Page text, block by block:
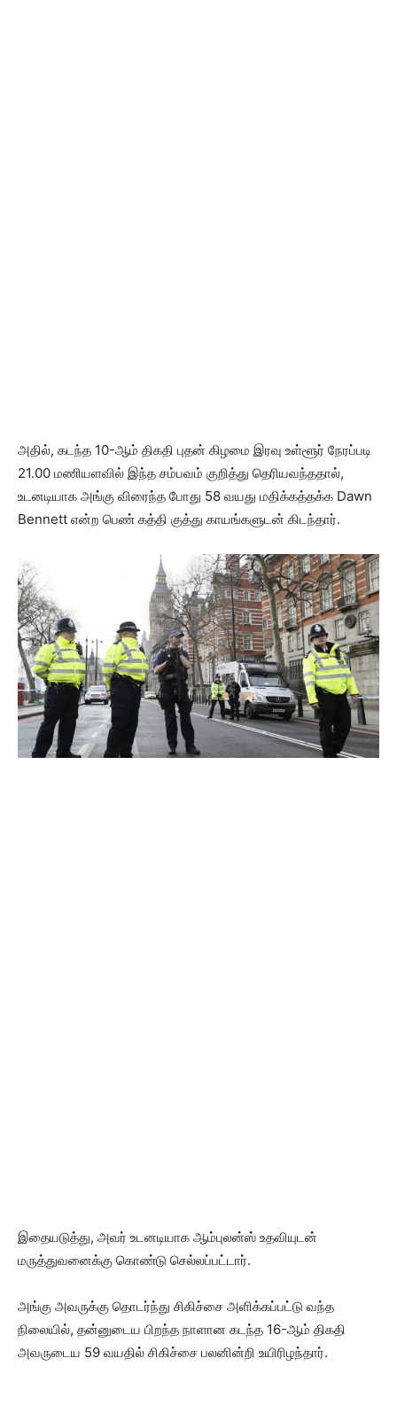
அதில், கடந்த 10-ஆம் திகதி புதன் கிழமை இரவு உள்ளூர் நேரப்படி
21.00 மணியளவில் இந்த சம்பவம் குறித்து தெரியவந்ததால்,
உடனடியாக அங்கு விரைந்த போது 58 வயது மதிக்கத்தக்க Dawn
Bennett என்ற பெண் கத்தி குத்து காயங்களுடன் கிடந்தார்.
இதையடுத்து, அவர் உடனடியாக ஆம்புலன்ஸ் உதவியுடன்
மருத்துவனைக்கு கொண்டு செல்லப்பட்டார்.
அங்கு அவருக்கு தொடர்ந்து சிகிச்சை அளிக்கப்பட்டு வந்த
நிலையில், தன்னுடைய பிறந்த நாளான கடந்த 16-ஆம் திகதி
அவருடைய 59 வயதில் சிகிச்சை பலனின்றி உயிரிழந்தார்.